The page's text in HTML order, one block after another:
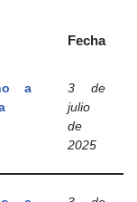
Fecha
a
3 de
julio
de
2025